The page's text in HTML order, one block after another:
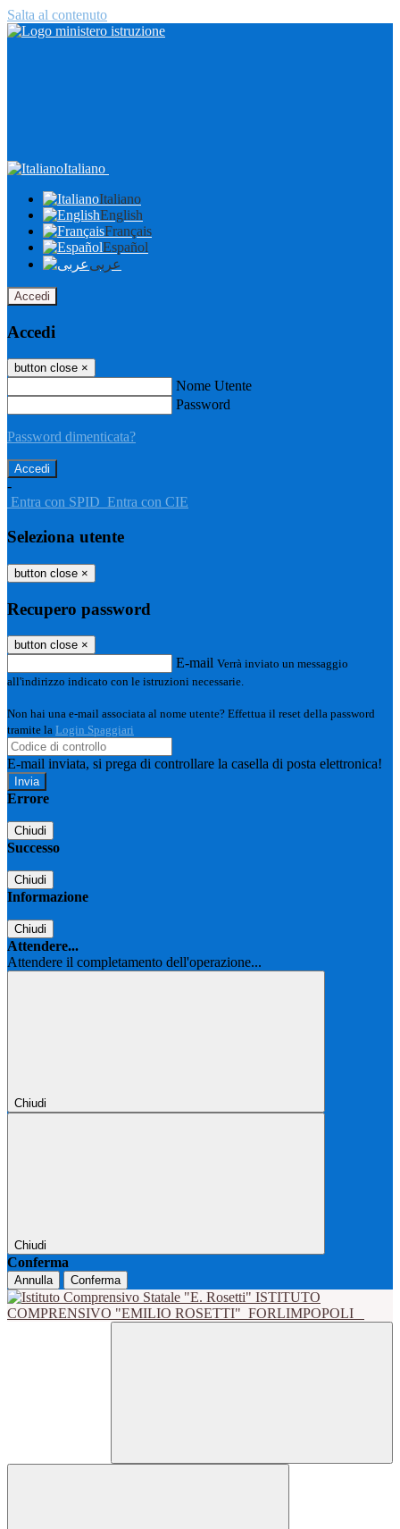
Salta al contenuto
Italiano
Italiano
English
Français
Español
عربى
Accedi
Accedi
button close ×
Nome Utente
Password
Password dimenticata?
-
Entra con SPID Entra con CIE
Seleziona utente
button close ×
Recupero password
button close ×
E-mail Verrà inviato un messaggio
all'indirizzo indicato con le istruzioni necessarie.
Non hai una e-mail associata al nome utente? Effettua il reset della password
tramite la Login Spaggiari
E-mail inviata, si prega di controllare la casella di posta elettronica!
Errore
Chiudi
Successo
Chiudi
Informazione
Chiudi
Attendere...
Attendere il completamento dell'operazione...
Chiudi
Chiudi
Conferma
Annulla Conferma
ISTITUTO
COMPRENSIVO "EMILIO ROSETTI" FORLIMPOPOLI